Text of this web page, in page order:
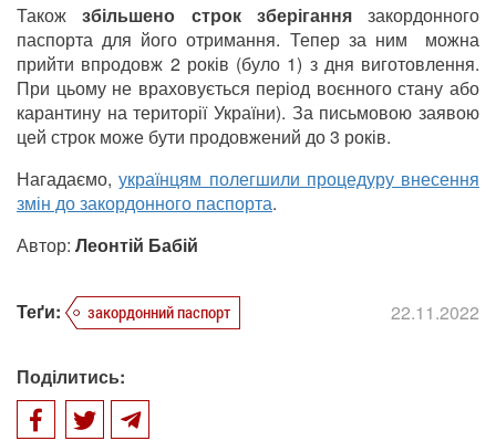
Такожзбільшено строк зберіганнязакордонного
паспорта для його отримання. Тепер за ним можна
прийти впродовж 2 років (було 1) з дня виготовлення.
При цьому не враховується період воєнного стану або
карантину на території України). За письмовою заявою
цей строк може бути продовжений до 3 років.
Нагадаємо,українцям полегшили процедуру внесення
змін до закордонного паспорта.
Автор: Леонтій Бабій
Теґи: закордонний паспорт 22.11.2022
Поділитись: